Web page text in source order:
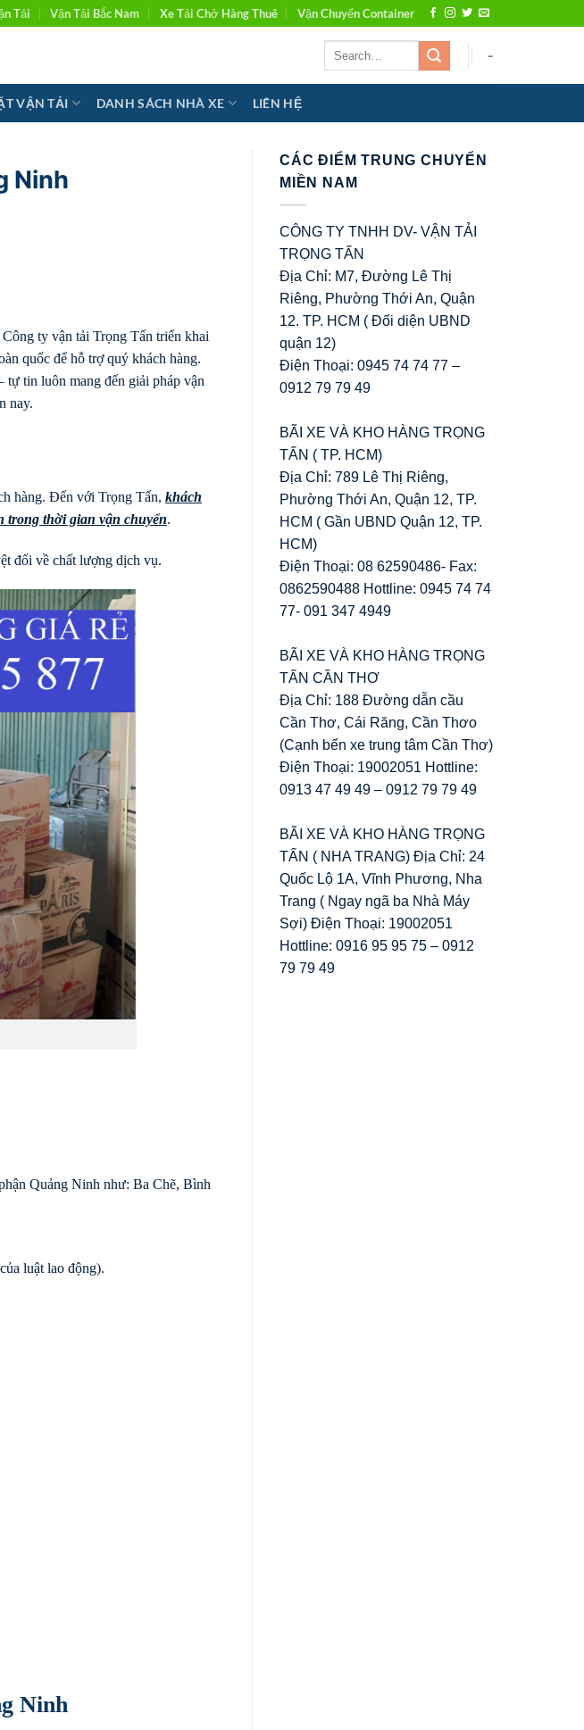
Tải Vận Tải Bắc Nam Xe Tải Chở Hàng Thuê Vận Chuyển Container
-
VẬN TẢI DANH SÁCH NHÀ XE LIÊN HỆ
Ninh
ty vận tải Trọng Tấn triển khai
quốc để hỗ trợ quý khách hàng.
tin luôn mang đến giải pháp vận
nay.
hàng. Đến với Trọng Tấn, khách
trong thời gian vận chuyển.
đối về chất lượng dịch vụ.
Quảng Ninh như: Ba Chẽ, Bình
luật lao động).
Ninh
CÁC ĐIỂM TRUNG CHUYỂN
MIỀN NAM
CÔNG TY TNHH DV- VẬN TẢI
TRỌNG TẤN
Địa Chỉ: M7, Đường Lê Thị
Riêng, Phường Thới An, Quận
12. TP. HCM ( Đối diện UBND
quận 12)
Điện Thoại: 0945 74 74 77 –
0912 79 79 49
BÃI XE VÀ KHO HÀNG TRỌNG
TẤN ( TP. HCM)
Địa Chỉ: 789 Lê Thị Riêng,
Phường Thới An, Quận 12, TP.
HCM ( Gần UBND Quận 12, TP.
HCM)
Điện Thoại: 08 62590486- Fax:
0862590488 Hottline: 0945 74 74
77- 091 347 4949
BÃI XE VÀ KHO HÀNG TRỌNG
TẤN CẦN THƠ
Địa Chỉ: 188 Đường dẫn cầu
Cần Thơ, Cái Răng, Cần Thơo
(Cạnh bến xe trung tâm Cần Thơ)
Điện Thoại: 19002051 Hottline:
0913 47 49 49 – 0912 79 79 49
BÃI XE VÀ KHO HÀNG TRỌNG
TẤN ( NHA TRANG) Địa Chỉ: 24
Quốc Lộ 1A, Vĩnh Phương, Nha
Trang ( Ngay ngã ba Nhà Máy
Sợi) Điện Thoại: 19002051
Hottline: 0916 95 95 75 – 0912
79 79 49